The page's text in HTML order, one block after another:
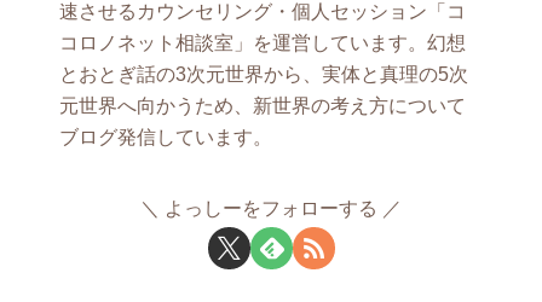
速させるカウンセリング・個人セッション「コ
コロノネット相談室」を運営しています。幻想
とおとぎ話の3次元世界から、実体と真理の5次
元世界へ向かうため、新世界の考え方について
ブログ発信しています。
よっしーをフォローする